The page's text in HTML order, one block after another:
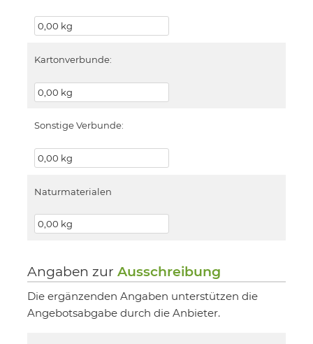
Kartonverbunde:
Sonstige Verbunde:
Naturmaterialen
Angaben zur Ausschreibung
Die ergänzenden Angaben unterstützen die
Angebotsabgabe durch die Anbieter.